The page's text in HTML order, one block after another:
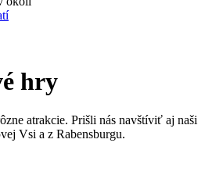
hry
atrakcie. Prišli nás navštíviť aj naši
Vsi a z Rabensburgu.